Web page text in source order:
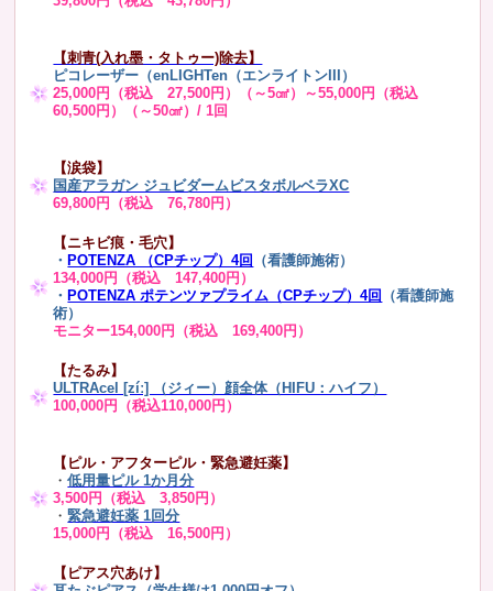
【刺青(入れ墨・タトゥー)除去】
ピコレーザー（enLIGHTen（エンライトンIII）
25,000円（税込 27,500円）（～5㎠）～55,000円（税込
60,500円）（～50㎠）/ 1回
【涙袋】
国産アラガン ジュビダームビスタボルベラXC
69,800円（税込 76,780円）
【ニキビ痕・毛穴】
・ POTENZA （CPチップ）4回
（看護師施術）
134,000円（税込 147,400円）
・ POTENZA ポテンツァプライム（CPチップ）4回
（看護師施
術）
モニター154,000円（税込 169,400円）
【たるみ】
ULTRAcel [zíː] （ジィー）顔全体（HIFU：ハイフ）
100,000円（税込110,000円）
【ピル・アフターピル・緊急避妊薬】
・低用量ピル 1か月分
3,500円（税込 3,850円）
・緊急避妊薬 1回分
15,000円（税込 16,500円）
【ピアス穴あけ】